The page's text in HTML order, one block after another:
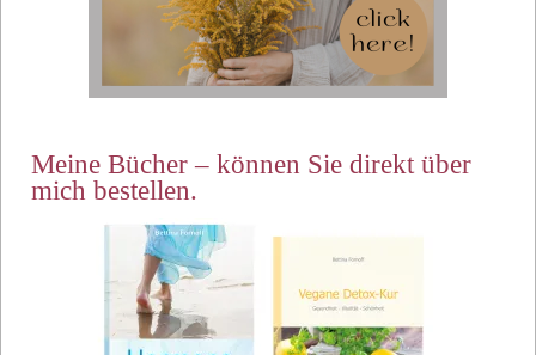
Meine Bücher – können Sie direkt über
mich bestellen.